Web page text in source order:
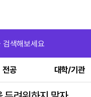
검색해보세요
전공 대학/기관